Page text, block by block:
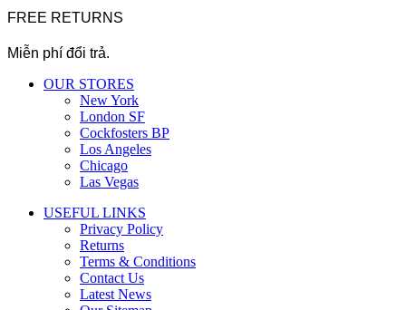
FREE RETURNS
Miễn phí đổi trả.
OUR STORES
New York
London SF
Cockfosters BP
Los Angeles
Chicago
Las Vegas
USEFUL LINKS
Privacy Policy
Returns
Terms & Conditions
Contact Us
Latest News